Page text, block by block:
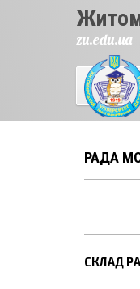
zu.edu.ua
РАДА
СКЛАД